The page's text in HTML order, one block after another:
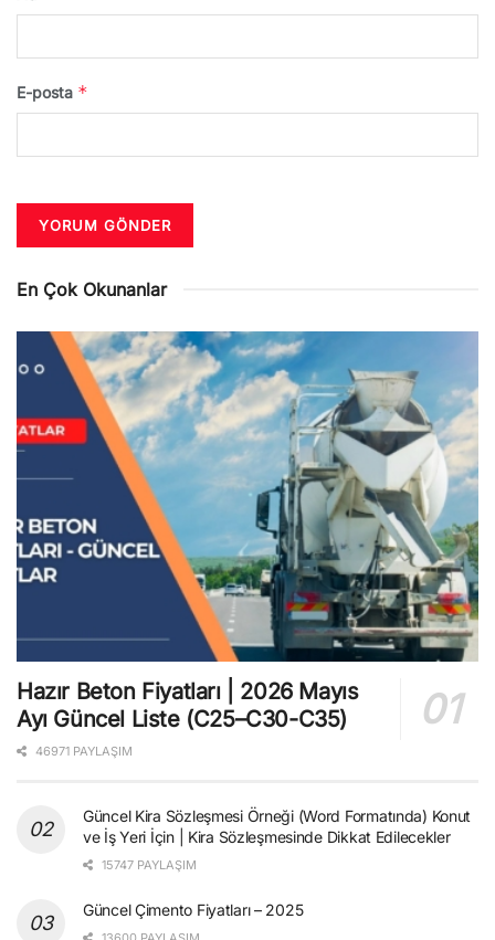
E-posta *
En Çok Okunanlar
Hazır Beton Fiyatları | 2026 Mayıs
Ayı Güncel Liste (C25–C30-C35)
46971 PAYLAŞIM
Güncel Kira Sözleşmesi Örneği (Word Formatında) Konut
ve İş Yeri İçin | Kira Sözleşmesinde Dikkat Edilecekler
15747 PAYLAŞIM
Güncel Çimento Fiyatları – 2025